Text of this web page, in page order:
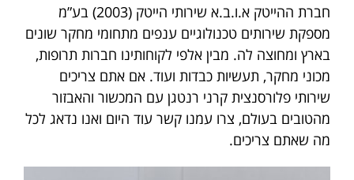
חברת ההייטק א.ו.ב.א שירותי הייטק (2003) בע”מ
מספקת שירותים טכנולוגיים ענפים מתחומי מחקר שונים
בארץ ומחוצה לה. מבין אלפי לקוחותינו חברות תרופות,
מכוני מחקר, תעשיות כבדות ועוד. אם אתם צריכים
שירותי פלורסנצית קרני רנטגן עם המכשור והאבזור
מהטובים בעולם, צרו עמנו קשר עוד היום ואנו נדאג לכל
מה שאתם צריכים.